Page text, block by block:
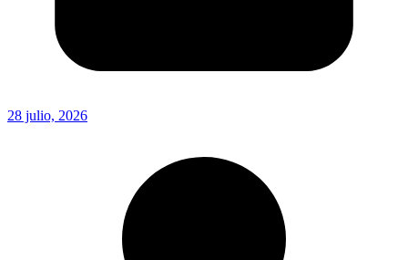
28 julio, 2026